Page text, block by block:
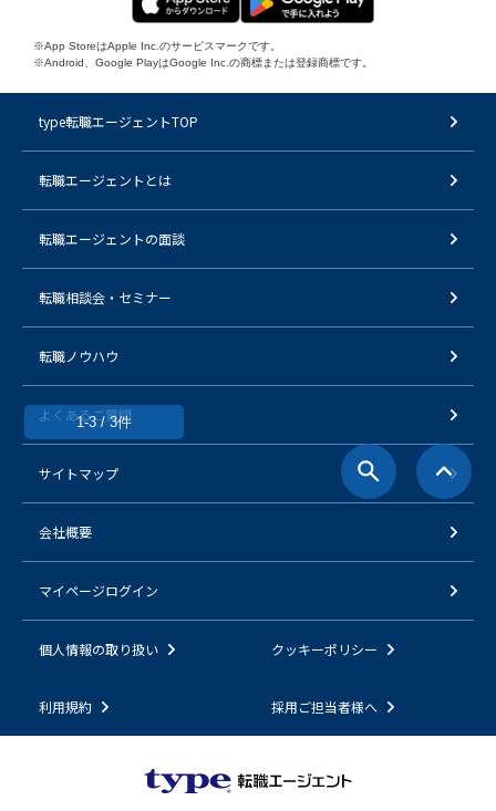
1-3 / 3件
※App StoreはApple Inc.のサービスマークです。
※Android、Google PlayはGoogle Inc.の商標または登録商標です。
type転職エージェントTOP
転職エージェントとは
転職エージェントの面談
転職相談会・セミナー
転職ノウハウ
よくあるご質問
サイトマップ
会社概要
マイページログイン
個人情報の取り扱い クッキーポリシー
利用規約 採用ご担当者様へ